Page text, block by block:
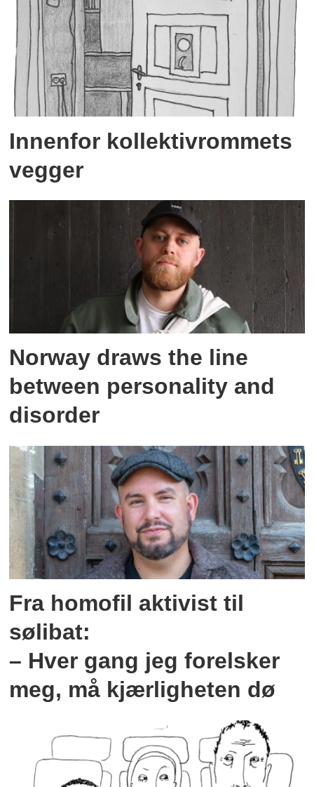
Innenfor kollektivrommets
vegger
Norway draws the line
between personality and
disorder
Fra homofil aktivist til
sølibat:
– Hver gang jeg forelsker
meg, må kjærligheten dø